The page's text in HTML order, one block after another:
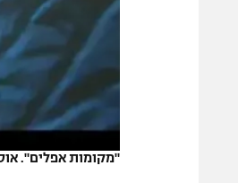
רשיון להקרנה פומבית
הצטרפות לחבילת
לוח דרושים – ג'ובנט
המגזין
"מקומות אפלים".